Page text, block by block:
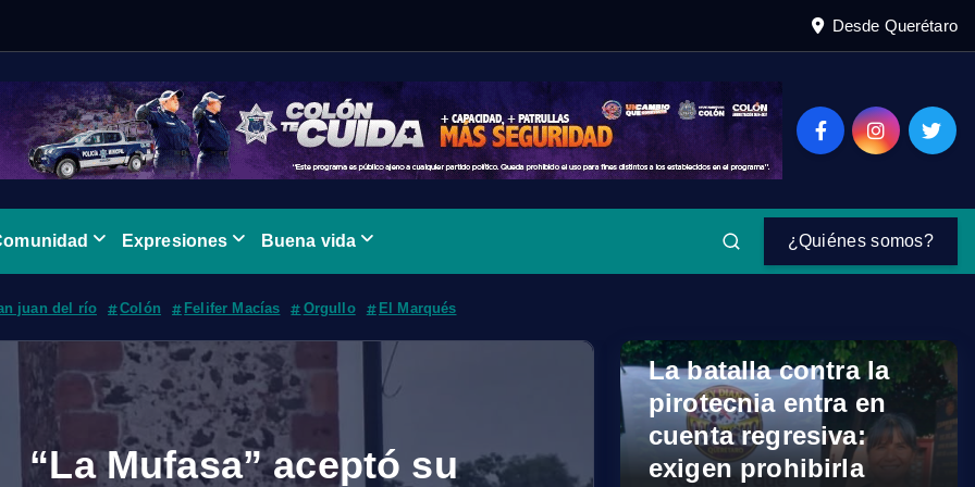
Desde Querétaro
Expresiones Buena vida ¿Quiénes somos?
juan del río Colón Felifer Macías Orgullo El Marqués
Mitofsky coloca a tres
“La Mufasa” aceptó su
La batalla contra la
pirotecnia entra en
cuenta regresiva:
exigen prohibirla